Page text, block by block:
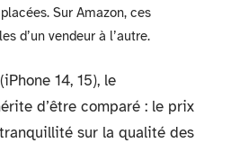
Sur Amazon, ces
d’un vendeur à l’autre.
14, 15), le
d’être comparé : le prix
sur la qualité des